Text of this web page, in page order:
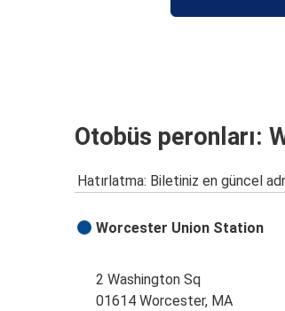
Otobüs peronları:
Hatırlatma: Biletiniz en güncel
Worcester Union Station
2 Washington Sq
01614 Worcester, MA